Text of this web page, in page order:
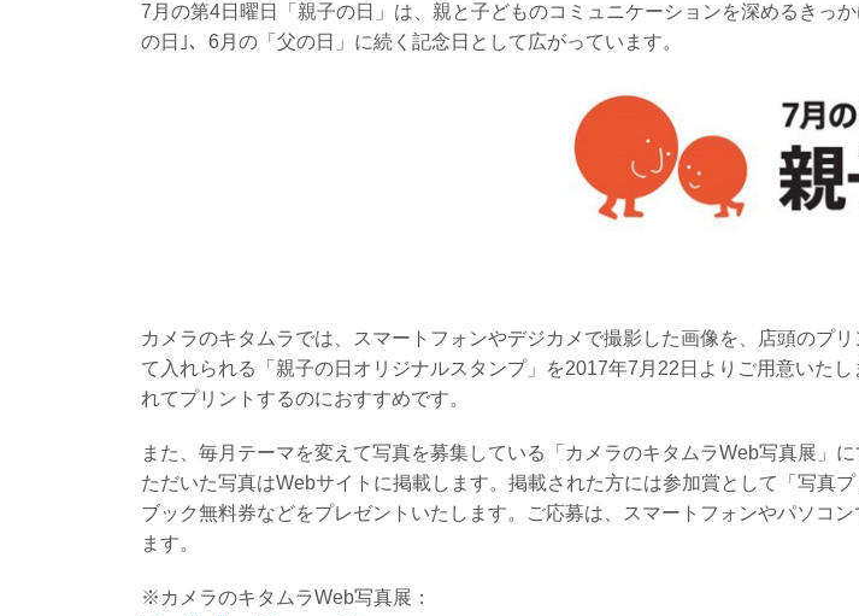
7月の第4日曜日「親子の日」は、親と子どものコミュニケーションを深めるきっ
の日｣、6月の「父の日」に続く記念日として広がっています。
カメラのキタムラでは、スマートフォンやデジカメで撮影した画像を、店頭のプ
て入れられる「親子の日オリジナルスタンプ」を2017年7月22日よりご用意いた
れてプリントするのにおすすめです。
また、毎月テーマを変えて写真を募集している「カメラのキタムラWeb写真展」
ただいた写真はWebサイトに掲載します。掲載された方には参加賞として「写真
ブック無料券などをプレゼントいたします。ご応募は、スマートフォンやパソコ
ます。
※カメラのキタムラWeb写真展：